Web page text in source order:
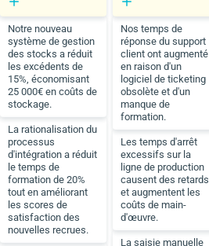
Notre nouveau
système de gestion
des stocks a réduit
les excédents de
15%, économisant
25 000€ en coûts de
stockage.
La rationalisation du
processus
d'intégration a réduit
le temps de
formation de 20%
tout en améliorant
les scores de
satisfaction des
nouvelles recrues.
Nos temps de
réponse du support
client ont augmenté
en raison d'un
logiciel de ticketing
obsolète et d'un
manque de
formation.
Les temps d'arrêt
excessifs sur la
ligne de production
causent des retards
et augmentent les
coûts de main-
d'œuvre.
La saisie manuelle